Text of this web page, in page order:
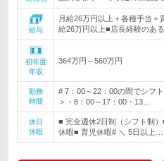
給与
月給26万円以上＋各種手当＋
給26万円以上■店長経験のあ
初年度
年収
364万円～560万円
勤務
時間
# 7：00～22：00の間でシフ
＞・8：00～17：00・13…
休日
休暇
■ 完全週休2日制（シフト制
休暇■ 育児休暇# ＼ 5日以上…